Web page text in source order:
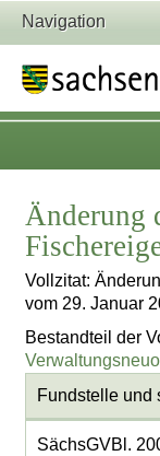
Navigation
Änderung
Vollzitat:
vom 29. Januar
Bestandteil der
Fundstelle und
SächsGVBl.